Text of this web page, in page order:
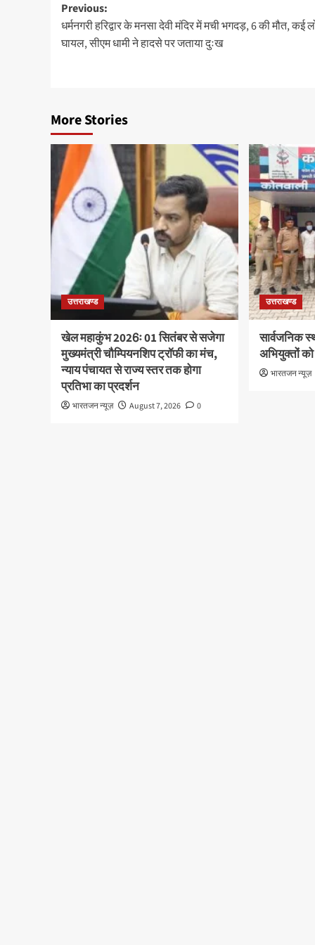
Post
navigation
Previous:
धर्मनगरी हरिद्वार के मनसा देवी मंदिर में मची भगदड़, 6 की मौत, कई
घायल, सीएम धामी ने हादसे पर जताया दुःख
More Stories
उत्तराखण्ड
खेल महाकुंभ 2026ः 01 सितंबर से सजेगा
मुख्यमंत्री चौम्पियनशिप ट्रॉफी का मंच,
न्याय पंचायत से राज्य स्तर तक होगा
प्रतिभा का प्रदर्शन
भारतजन न्यूज़ August 7, 2026 0
उत्तराखण्ड
सार्वजनिक
अभियुक्तों
भारतजन न्यूज़